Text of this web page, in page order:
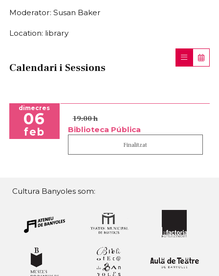
Moderator: Susan Baker
Location: library
Calendari i Sessions
dimecres
06
feb
19:00 h
Biblioteca Pública
Finalitzat
Cultura Banyoles som: